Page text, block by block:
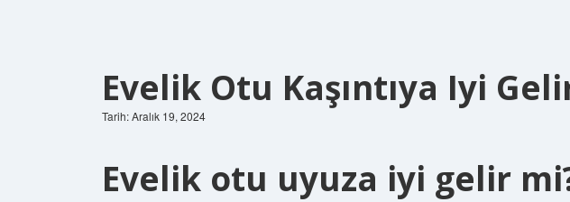
Evelik Otu Kaşıntıya Iyi
Tarih: Aralık 19, 2024
Evelik otu uyuza iyi gelir